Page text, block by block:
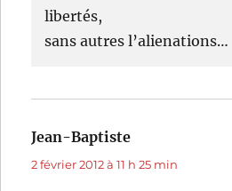
libertés,
sans autres l’alienations…
Jean-Baptiste
2 février 2012 à 11 h 25 min